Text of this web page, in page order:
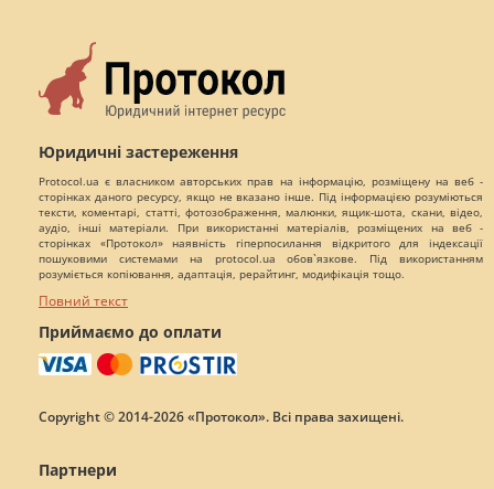
Юридичні застереження
Protocol.ua є власником авторських прав на інформацію, розміщену на веб -
сторінках даного ресурсу, якщо не вказано інше. Під інформацією розуміються
тексти, коментарі, статті, фотозображення, малюнки, ящик-шота, скани, відео,
аудіо, інші матеріали. При використанні матеріалів, розміщених на веб -
сторінках «Протокол» наявність гіперпосилання відкритого для індексації
пошуковими системами на protocol.ua обов`язкове. Під використанням
розуміється копіювання, адаптація, рерайтинг, модифікація тощо.
Повний текст
Приймаємо до оплати
Copyright © 2014-2026 «Протокол». Всі права захищені.
Партнери